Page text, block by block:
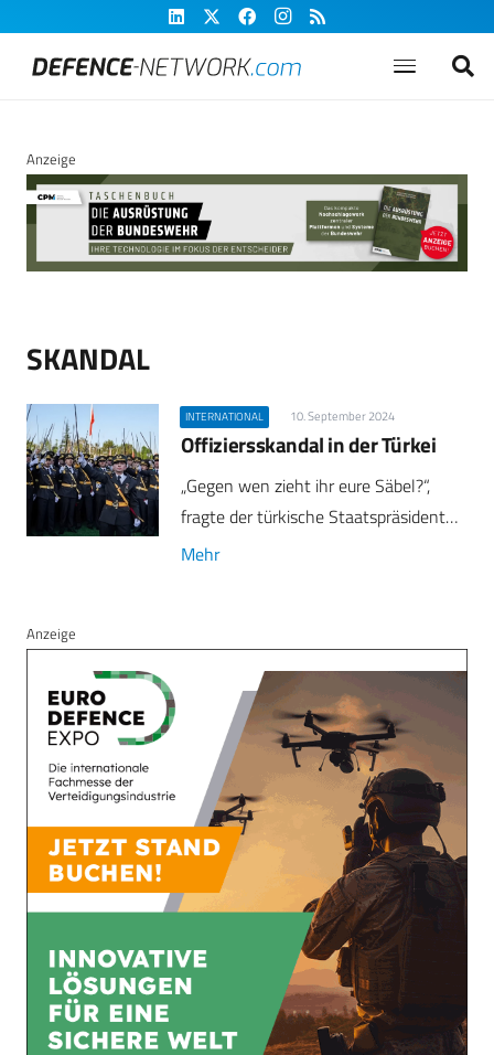
Anzeige
SKANDAL
INTERNATIONAL 10. September 2024
Offiziersskandal in der Türkei
„Gegen wen zieht ihr eure Säbel?“,
fragte der türkische Staatspräsident…
Mehr
Anzeige